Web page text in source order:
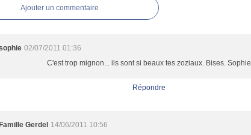
Ajouter un commentaire
02/07/2011 01:36
C'est trop mignon... ils sont si beaux tes zoziaux. Bises. Sophie
Répondre
Gerdel 14/06/2011 10:56